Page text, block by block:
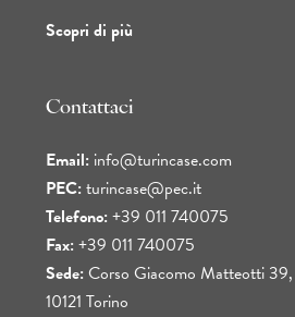
Scopri di più
Contattaci
Email: info@turincase.com
PEC: turincase@pec.it
Telefono: +39 011 740075
Fax: +39 011 740075
Sede: Corso Giacomo Matteotti 39,
10121 Torino